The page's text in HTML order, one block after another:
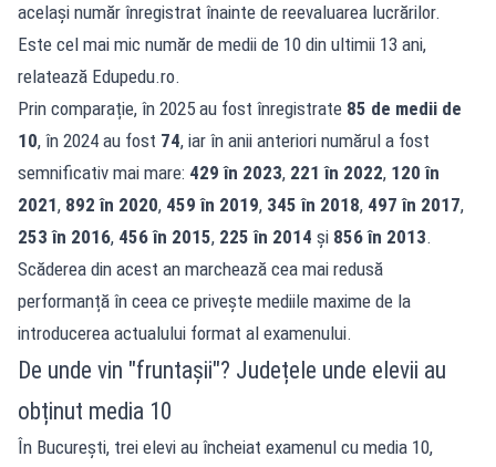
același număr înregistrat înainte de reevaluarea lucrărilor.
Este cel mai mic număr de medii de 10 din ultimii 13 ani,
relatează Edupedu.ro.
Prin comparație, în 2025 au fost înregistrate 85 de medii de
10, în 2024 au fost 74, iar în anii anteriori numărul a fost
semnificativ mai mare: 429 în 2023, 221 în 2022, 120 în
2021, 892 în 2020, 459 în 2019, 345 în 2018, 497 în 2017,
253 în 2016, 456 în 2015, 225 în 2014 și 856 în 2013.
Scăderea din acest an marchează cea mai redusă
performanță în ceea ce privește mediile maxime de la
introducerea actualului format al examenului.
De unde vin "fruntașii"? Județele unde elevii au
obținut media 10
În București, trei elevi au încheiat examenul cu media 10,